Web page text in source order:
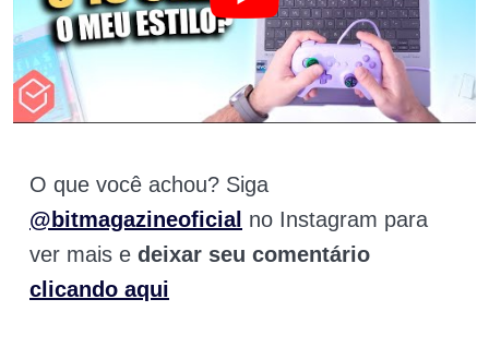
O que você achou? Siga
@bitmagazineoficial no Instagram para
ver mais e deixar seu comentário
clicando aqui